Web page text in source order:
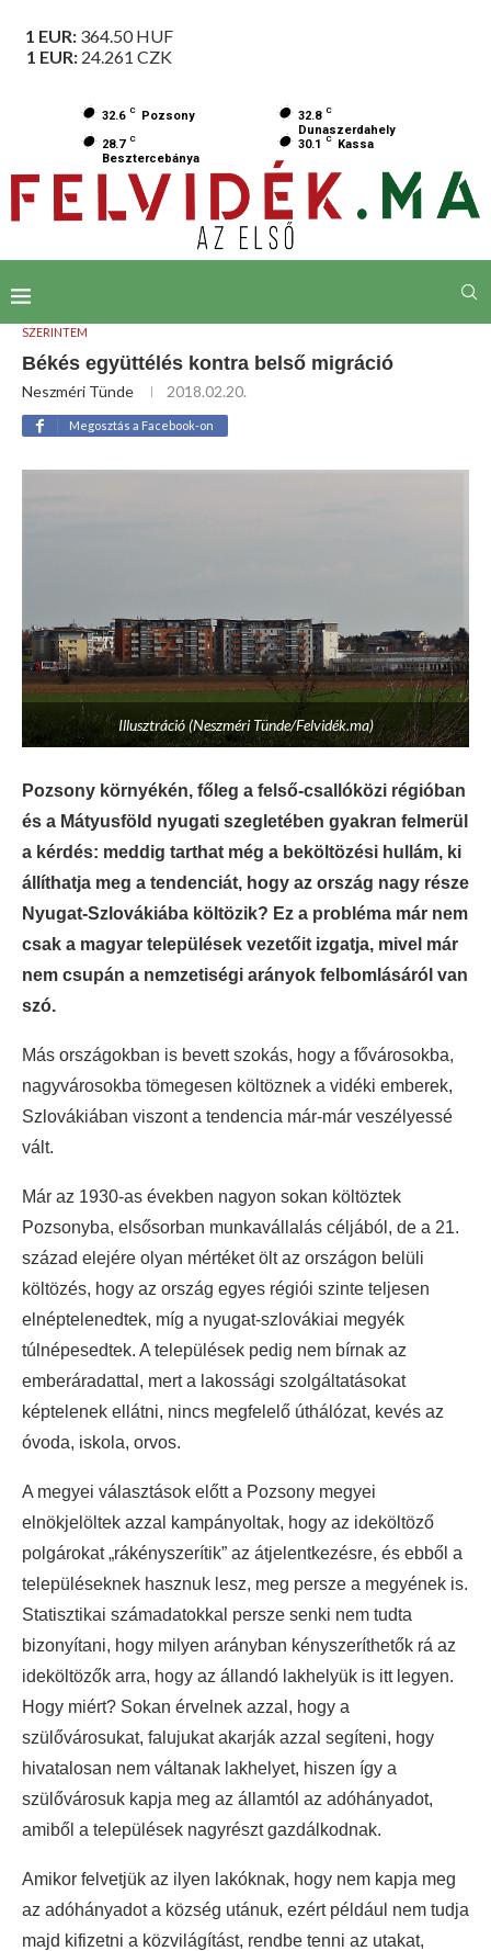
1 EUR: 364.50HUF
1 EUR: 24.261 CZK
32.6 C Pozsony 32.8 C
Dunaszerdahely
28.7 C
Besztercebánya
30.1 C Kassa
SZERINTEM
Békés együttélés kontra belső migráció
Neszméri Tünde 2018.02.20.
Megosztás a Facebook-on
Illusztráció (Neszméri Tünde/Felvidék.ma)
Pozsony környékén, főleg a felső-csallóközi régióban
és a Mátyusföld nyugati szegletében gyakran felmerül
a kérdés: meddig tarthat még a beköltözési hullám, ki
állíthatja meg a tendenciát, hogy az ország nagy része
Nyugat-Szlovákiába költözik? Ez a probléma már nem
csak a magyar települések vezetőit izgatja, mivel már
nem csupán a nemzetiségi arányok felbomlásáról van
szó.
Más országokban is bevett szokás, hogy a fővárosokba,
nagyvárosokba tömegesen költöznek a vidéki emberek,
Szlovákiában viszont a tendencia már-már veszélyessé
vált.
Már az 1930-as években nagyon sokan költöztek
Pozsonyba, elsősorban munkavállalás céljából, de a 21.
század elejére olyan mértéket ölt az országon belüli
költözés, hogy az ország egyes régiói szinte teljesen
elnéptelenedtek, míg a nyugat-szlovákiai megyék
túlnépesedtek. A települések pedig nem bírnak az
emberáradattal, mert a lakossági szolgáltatásokat
képtelenek ellátni, nincs megfelelő úthálózat, kevés az
óvoda, iskola, orvos.
A megyei választások előtt a Pozsony megyei
elnökjelöltek azzal kampányoltak, hogy az ideköltöző
polgárokat „rákényszerítik” az átjelentkezésre, és ebből a
településeknek hasznuk lesz, meg persze a megyének is.
Statisztikai számadatokkal persze senki nem tudta
bizonyítani, hogy milyen arányban kényszeríthetők rá az
ideköltözők arra, hogy az állandó lakhelyük is itt legyen.
Hogy miért? Sokan érvelnek azzal, hogy a
szülővárosukat, falujukat akarják azzal segíteni, hogy
hivatalosan nem váltanak lakhelyet, hiszen így a
szülővárosuk kapja meg az államtól az adóhányadot,
amiből a települések nagyrészt gazdálkodnak.
Amikor felvetjük az ilyen lakóknak, hogy nem kapja meg
az adóhányadot a község utánuk, ezért például nem tudja
majd kifizetni a közvilágítást, rendbe tenni az utakat,